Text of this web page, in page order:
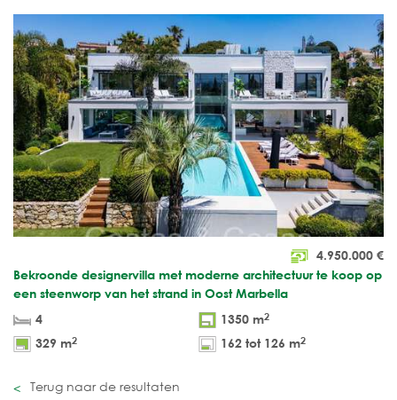
4.950.000 €
Bekroonde designervilla met moderne architectuur te koop op
een steenworp van het strand in Oost Marbella
4
1350 m2
329 m2 162 tot 126 m2
Terug naar de resultaten